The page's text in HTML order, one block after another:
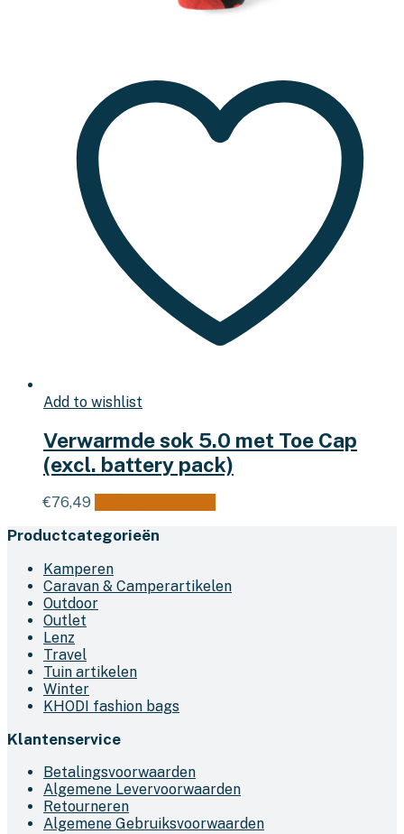
Add to wishlist
Verwarmde sok 5.0 met Toe Cap
(excl. battery pack)
€76,49
Deze
Productcategorieën
Kamperen
Caravan & Camperartikelen
Outdoor
Outlet
Lenz
Travel
Tuin artikelen
Winter
KHODI fashion bags
Klantenservice
Betalingsvoorwaarden
Algemene Levervoorwaarden
Retourneren
Algemene Gebruiksvoorwaarden